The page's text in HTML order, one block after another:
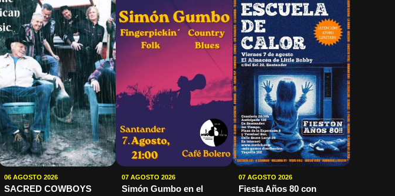
06 AGOSTO 2026
SACRED COWBOYS
07 AGOSTO 2026
Simón Gumbo en el
07 AGOSTO 2026
Fiesta Años 80 con